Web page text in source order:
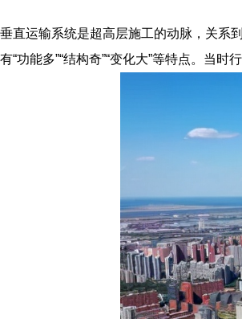
垂直运输系统是超高层施工的动脉，关系
有“功能多”“结构奇”“变化大”等特点。当